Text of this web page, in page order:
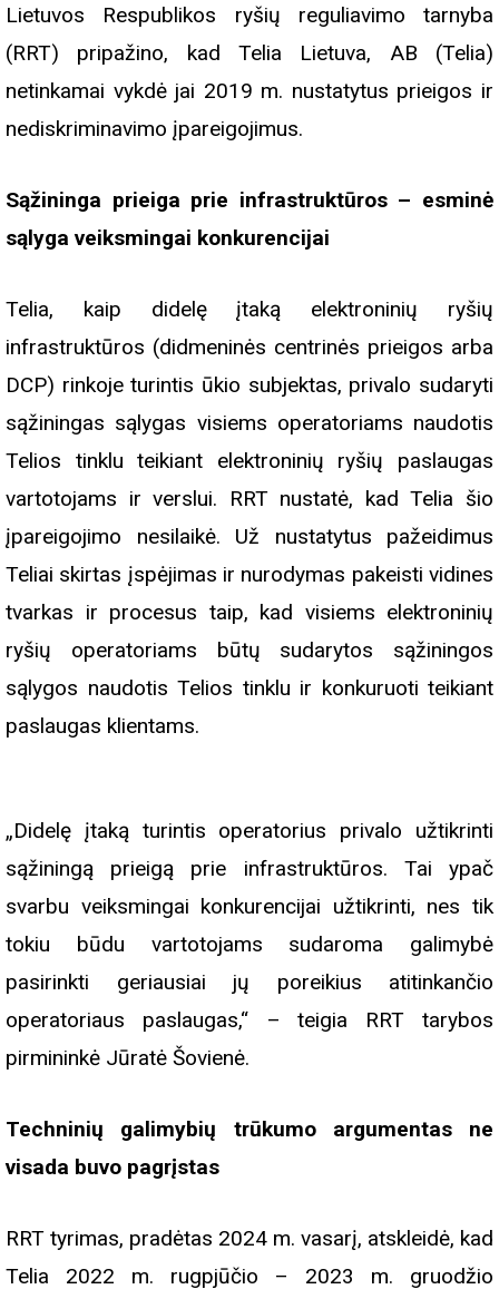
Lietuvos Respublikos ryšių reguliavimo tarnyba
(RRT) pripažino, kad Telia Lietuva, AB (Telia)
netinkamai vykdė jai 2019 m. nustatytus prieigos ir
nediskriminavimo įpareigojimus.
Sąžininga prieiga prie infrastruktūros – esminė
sąlyga veiksmingai konkurencijai
Telia, kaip didelę įtaką elektroninių ryšių
infrastruktūros (didmeninės centrinės prieigos arba
DCP) rinkoje turintis ūkio subjektas, privalo sudaryti
sąžiningas sąlygas visiems operatoriams naudotis
Telios tinklu teikiant elektroninių ryšių paslaugas
vartotojams ir verslui. RRT nustatė, kad Telia šio
įpareigojimo nesilaikė. Už nustatytus pažeidimus
Teliai skirtas įspėjimas ir nurodymas pakeisti vidines
tvarkas ir procesus taip, kad visiems elektroninių
ryšių operatoriams būtų sudarytos sąžiningos
sąlygos naudotis Telios tinklu ir konkuruoti teikiant
paslaugas klientams.
„Didelę įtaką turintis operatorius privalo užtikrinti
sąžiningą prieigą prie infrastruktūros. Tai ypač
svarbu veiksmingai konkurencijai užtikrinti, nes tik
tokiu būdu vartotojams sudaroma galimybė
pasirinkti geriausiai jų poreikius atitinkančio
operatoriaus paslaugas,“ – teigia RRT tarybos
pirmininkė Jūratė Šovienė.
Techninių galimybių trūkumo argumentas ne
visada buvo pagrįstas
RRT tyrimas, pradėtas 2024 m. vasarį, atskleidė, kad
Telia 2022 m. rugpjūčio – 2023 m. gruodžio